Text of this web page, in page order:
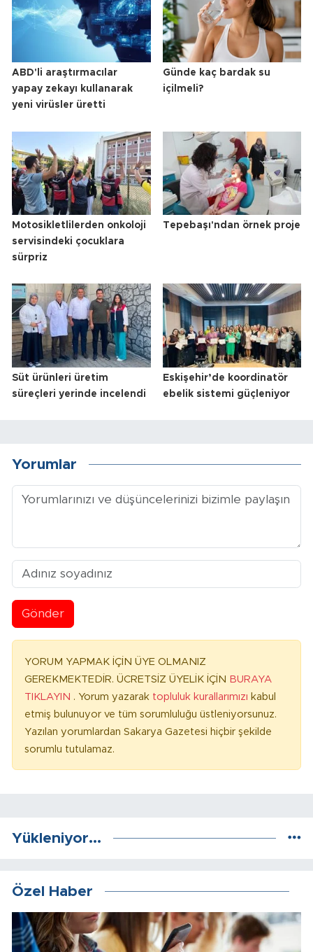
ABD'li araştırmacılar
yapay zekayı kullanarak
yeni virüsler üretti
Günde kaç bardak su
içilmeli?
Motosikletlilerden onkoloji
servisindeki çocuklara
sürpriz
Tepebaşı'ndan örnek proje
Süt ürünleri üretim
süreçleri yerinde incelendi
Eskişehir’de koordinatör
ebelik sistemi güçleniyor
Yorumlar
Gönder
YORUM YAPMAK İÇİN ÜYE OLMANIZ
GEREKMEKTEDİR. ÜCRETSİZ ÜYELİK İÇİN BURAYA
TIKLAYIN . Yorum yazarak topluluk kurallarımızı kabul
etmiş bulunuyor ve tüm sorumluluğu üstleniyorsunuz.
Yazılan yorumlardan Sakarya Gazetesi hiçbir şekilde
sorumlu tutulamaz.
Yükleniyor...
Özel Haber